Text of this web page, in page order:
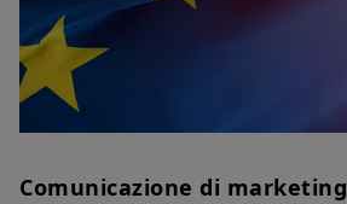
Comunicazione di marketing